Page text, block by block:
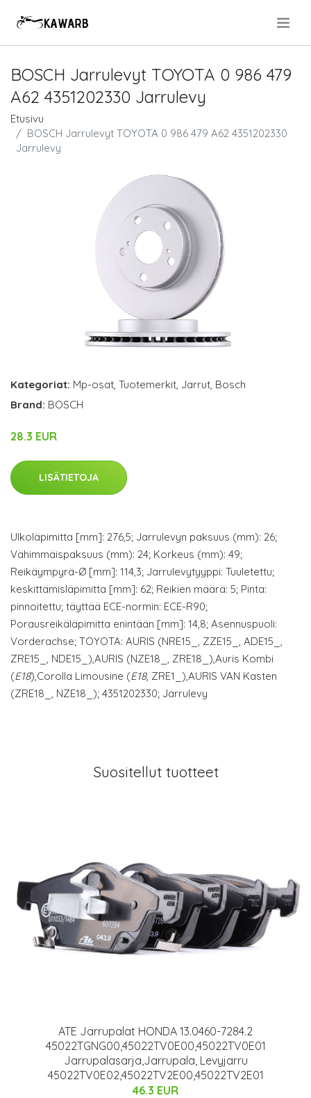
BOSCH Jarrulevyt TOYOTA 0 986 479
A62 4351202330 Jarrulevy
Etusivu
BOSCH Jarrulevyt TOYOTA 0 986 479 A62 4351202330
Jarrulevy
Kategoriat: Mp-osat, Tuotemerkit, Jarrut, Bosch
Brand: BOSCH
28.3 EUR
LISÄTIETOJA
Ulkoläpimitta [mm]: 276,5; Jarrulevyn paksuus (mm): 26;
Vähimmäispaksuus (mm): 24; Korkeus (mm): 49;
Reikäympyrä-Ø [mm]: 114,3; Jarrulevytyyppi: Tuuletettu;
keskittämisläpimitta [mm]: 62; Reikien määrä: 5; Pinta:
pinnoitettu; täyttää ECE-normin: ECE-R90;
Porausreikäläpimitta enintään [mm]: 14,8; Asennuspuoli:
Vorderachse; TOYOTA: AURIS (NRE15_, ZZE15_, ADE15_,
ZRE15_, NDE15_),AURIS (NZE18_, ZRE18_),Auris Kombi
(E18),Corolla Limousine (E18, ZRE1_),AURIS VAN Kasten
(ZRE18_, NZE18_); 4351202330; Jarrulevy
Suositellut tuotteet
ATE Jarrupalat HONDA 13.0460-7284.2
45022TGNG00,45022TV0E00,45022TV0E01
Jarrupalasarja,Jarrupala, Levyjarru
45022TV0E02,45022TV2E00,45022TV2E01
46.3 EUR